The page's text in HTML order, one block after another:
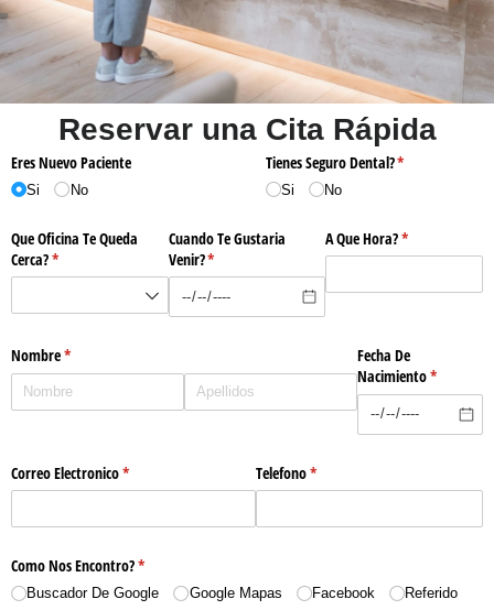
Reservar una Cita Rápida